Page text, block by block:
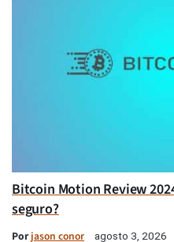
Bitcoin Motion Review
seguro?
Porjason conor agosto 3, 2026